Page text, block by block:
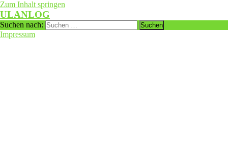
Zum Inhalt springen
ULANLOG
Suchen nach:
Impressum